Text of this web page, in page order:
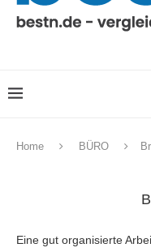
Home BÜRO
Eine gut organisierte